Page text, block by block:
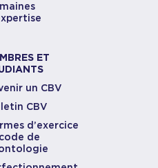
ET
un CBV
CBV
d’exercice
de